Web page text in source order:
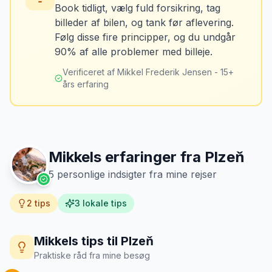
MJ
Mikkels erfaring Oktober 2024
“Jeg fotograferer altid bilen fra alle
vinkler ved afhentning. Det har reddet
Tank bilen op et par kilometer fra
lufthavnen dagen før aflevering. Priserne
er markant lavere.
Book tidligt, vælg fuld forsikring, tag
billeder af bilen, og tank før aflevering.
Følg disse fire principper, og du undgår
90% af alle problemer med billeje.
Verificeret af Mikkel Frederik Jensen - 15+
års erfaring
Mikkels erfaringer fra Plzeň
5 personlige indsigter fra mine rejser
2 tips 3 lokale tips
Mikkels tips til Plzeň
Praktiske råd fra mine besøg